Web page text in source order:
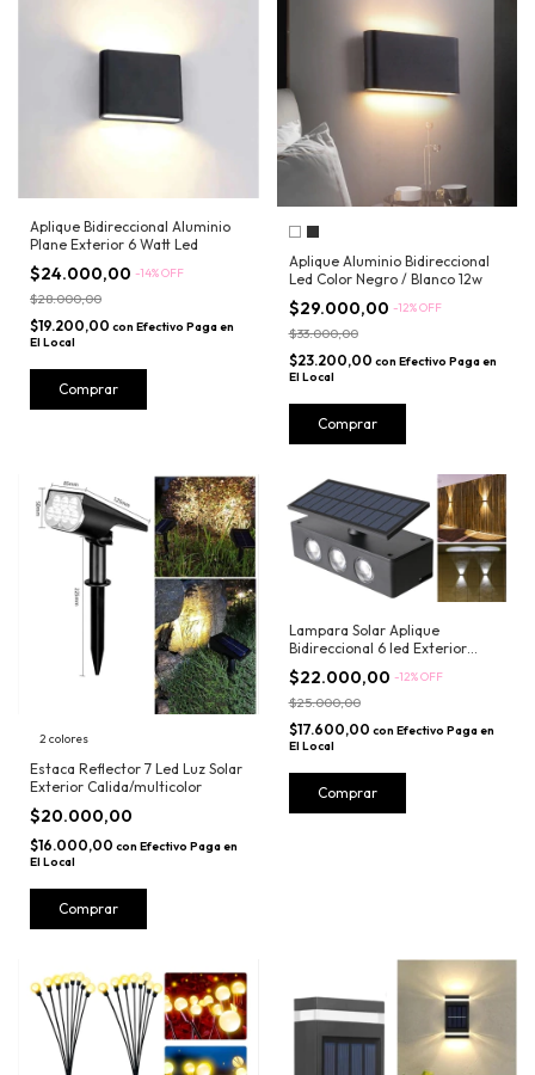
Aplique Bidireccional Aluminio
Plane Exterior 6 Watt Led
$24.000,00 -14%OFF
$28.000,00
$19.200,00 con Efectivo Paga en
El Local
Aplique Aluminio Bidireccional
Led Color Negro / Blanco 12w
$29.000,00 -12%OFF
$33.000,00
$23.200,00 con Efectivo Paga en
El Local
Comprar
2 colores
Estaca Reflector 7 Led Luz Solar
Exterior Calida/multicolor
$20.000,00
$16.000,00 con Efectivo Paga en
El Local
Comprar
Lampara Solar Aplique
Bidireccional 6 led Exterior
Potente Calida Fria
$22.000,00 -12%OFF
$25.000,00
$17.600,00 con Efectivo Paga en
El Local